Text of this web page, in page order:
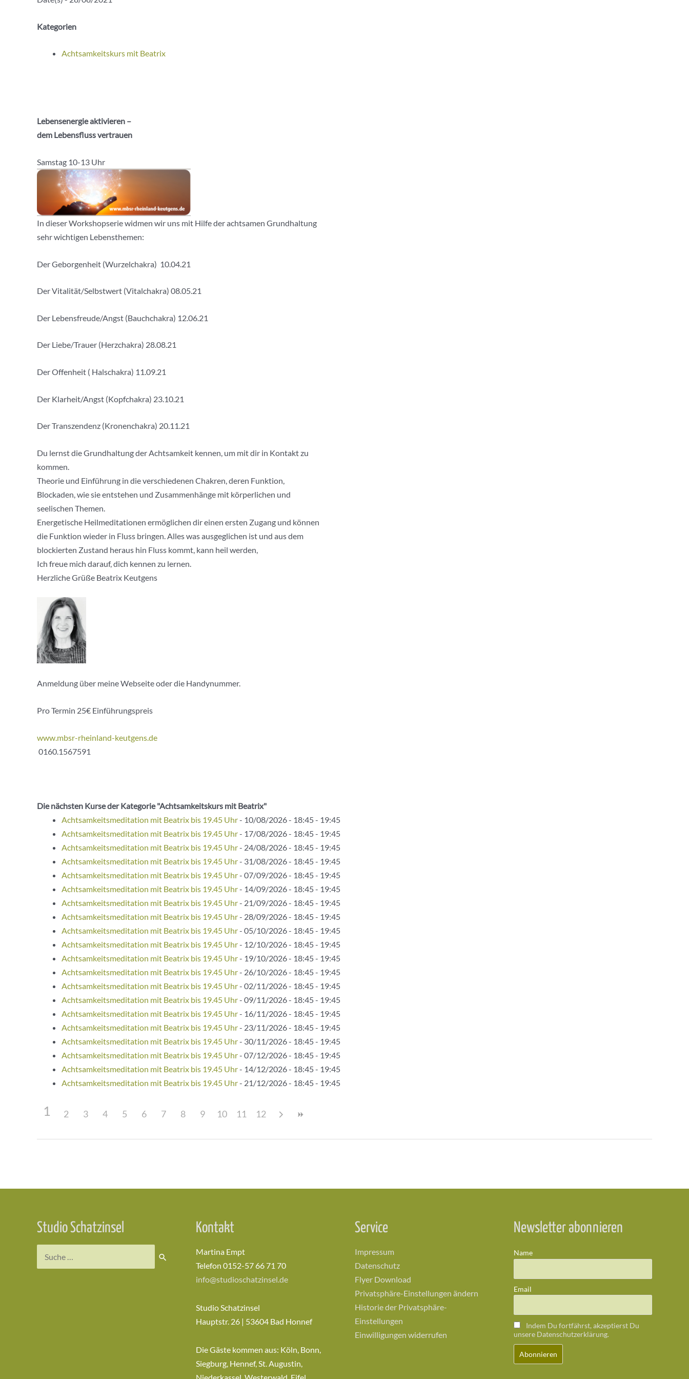
Kategorien
Achtsamkeitskurs mit Beatrix
Lebensenergie aktivieren –
dem Lebensfluss vertrauen
Samstag 10-13 Uhr
In dieser Workshopserie widmen wir uns mit Hilfe der achtsamen Grundhaltung
sehr wichtigen Lebensthemen:
Der Geborgenheit (Wurzelchakra) 10.04.21
Der Vitalität/Selbstwert (Vitalchakra) 08.05.21
Der Lebensfreude/Angst (Bauchchakra) 12.06.21
Der Liebe/Trauer (Herzchakra) 28.08.21
Der Offenheit ( Halschakra) 11.09.21
Der Klarheit/Angst (Kopfchakra) 23.10.21
Der Transzendenz (Kronenchakra) 20.11.21
Du lernst die Grundhaltung der Achtsamkeit kennen, um mit dir in Kontakt zu
kommen.
Theorie und Einführung in die verschiedenen Chakren, deren Funktion,
Blockaden, wie sie entstehen und Zusammenhänge mit körperlichen und
seelischen Themen.
Energetische Heilmeditationen ermöglichen dir einen ersten Zugang und können
die Funktion wieder in Fluss bringen. Alles was ausgeglichen ist und aus dem
blockierten Zustand heraus hin Fluss kommt, kann heil werden,
Ich freue mich darauf, dich kennen zu lernen.
Herzliche Grüße Beatrix Keutgens
Anmeldung über meine Webseite oder die Handynummer.
Pro Termin 25€ Einführungspreis
www.mbsr-rheinland-keutgens.de
0160.1567591
Die nächsten Kurse der Kategorie "Achtsamkeitskurs mit Beatrix"
Achtsamkeitsmeditation mit Beatrix bis 19.45 Uhr- 10/08/2026 - 18:45 - 19:45
Achtsamkeitsmeditation mit Beatrix bis 19.45 Uhr- 17/08/2026 - 18:45 - 19:45
Achtsamkeitsmeditation mit Beatrix bis 19.45 Uhr- 24/08/2026 - 18:45 - 19:45
Achtsamkeitsmeditation mit Beatrix bis 19.45 Uhr- 31/08/2026 - 18:45 - 19:45
Achtsamkeitsmeditation mit Beatrix bis 19.45 Uhr- 07/09/2026 - 18:45 - 19:45
Achtsamkeitsmeditation mit Beatrix bis 19.45 Uhr- 14/09/2026 - 18:45 - 19:45
Achtsamkeitsmeditation mit Beatrix bis 19.45 Uhr- 21/09/2026 - 18:45 - 19:45
Achtsamkeitsmeditation mit Beatrix bis 19.45 Uhr- 28/09/2026 - 18:45 - 19:45
Achtsamkeitsmeditation mit Beatrix bis 19.45 Uhr- 05/10/2026 - 18:45 - 19:45
Achtsamkeitsmeditation mit Beatrix bis 19.45 Uhr- 12/10/2026 - 18:45 - 19:45
Achtsamkeitsmeditation mit Beatrix bis 19.45 Uhr- 19/10/2026 - 18:45 - 19:45
Achtsamkeitsmeditation mit Beatrix bis 19.45 Uhr- 26/10/2026 - 18:45 - 19:45
Achtsamkeitsmeditation mit Beatrix bis 19.45 Uhr- 02/11/2026 - 18:45 - 19:45
Achtsamkeitsmeditation mit Beatrix bis 19.45 Uhr- 09/11/2026 - 18:45 - 19:45
Achtsamkeitsmeditation mit Beatrix bis 19.45 Uhr- 16/11/2026 - 18:45 - 19:45
Achtsamkeitsmeditation mit Beatrix bis 19.45 Uhr- 23/11/2026 - 18:45 - 19:45
Achtsamkeitsmeditation mit Beatrix bis 19.45 Uhr- 30/11/2026 - 18:45 - 19:45
Achtsamkeitsmeditation mit Beatrix bis 19.45 Uhr- 07/12/2026 - 18:45 - 19:45
Achtsamkeitsmeditation mit Beatrix bis 19.45 Uhr- 14/12/2026 - 18:45 - 19:45
Achtsamkeitsmeditation mit Beatrix bis 19.45 Uhr- 21/12/2026 - 18:45 - 19:45
1 2 3 4 5 6 7 8 9 10 11 12
Studio Schatzinsel Kontakt
Martina Empt
Telefon 0152-57 66 71 70
info@studioschatzinsel.de
Studio Schatzinsel
Hauptstr. 26 | 53604 Bad Honnef
Die Gäste kommen aus: Köln, Bonn,
Siegburg, Hennef, St. Augustin,
Service
Impressum
Datenschutz
Flyer Download
Privatsphäre-Einstellungen ändern
Historie der Privatsphäre-
Einstellungen
Einwilligungen widerrufen
Newsletter abonnieren
Name
Email
Indem Du fortfährst, akzeptierst Du
unsere Datenschutzerklärung.